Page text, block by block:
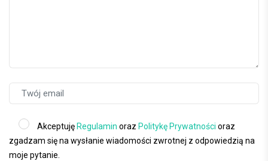
Akceptuję Regulamin oraz Politykę Prywatności oraz
zgadzam się na wysłanie wiadomości zwrotnej z odpowiedzią na
moje pytanie.